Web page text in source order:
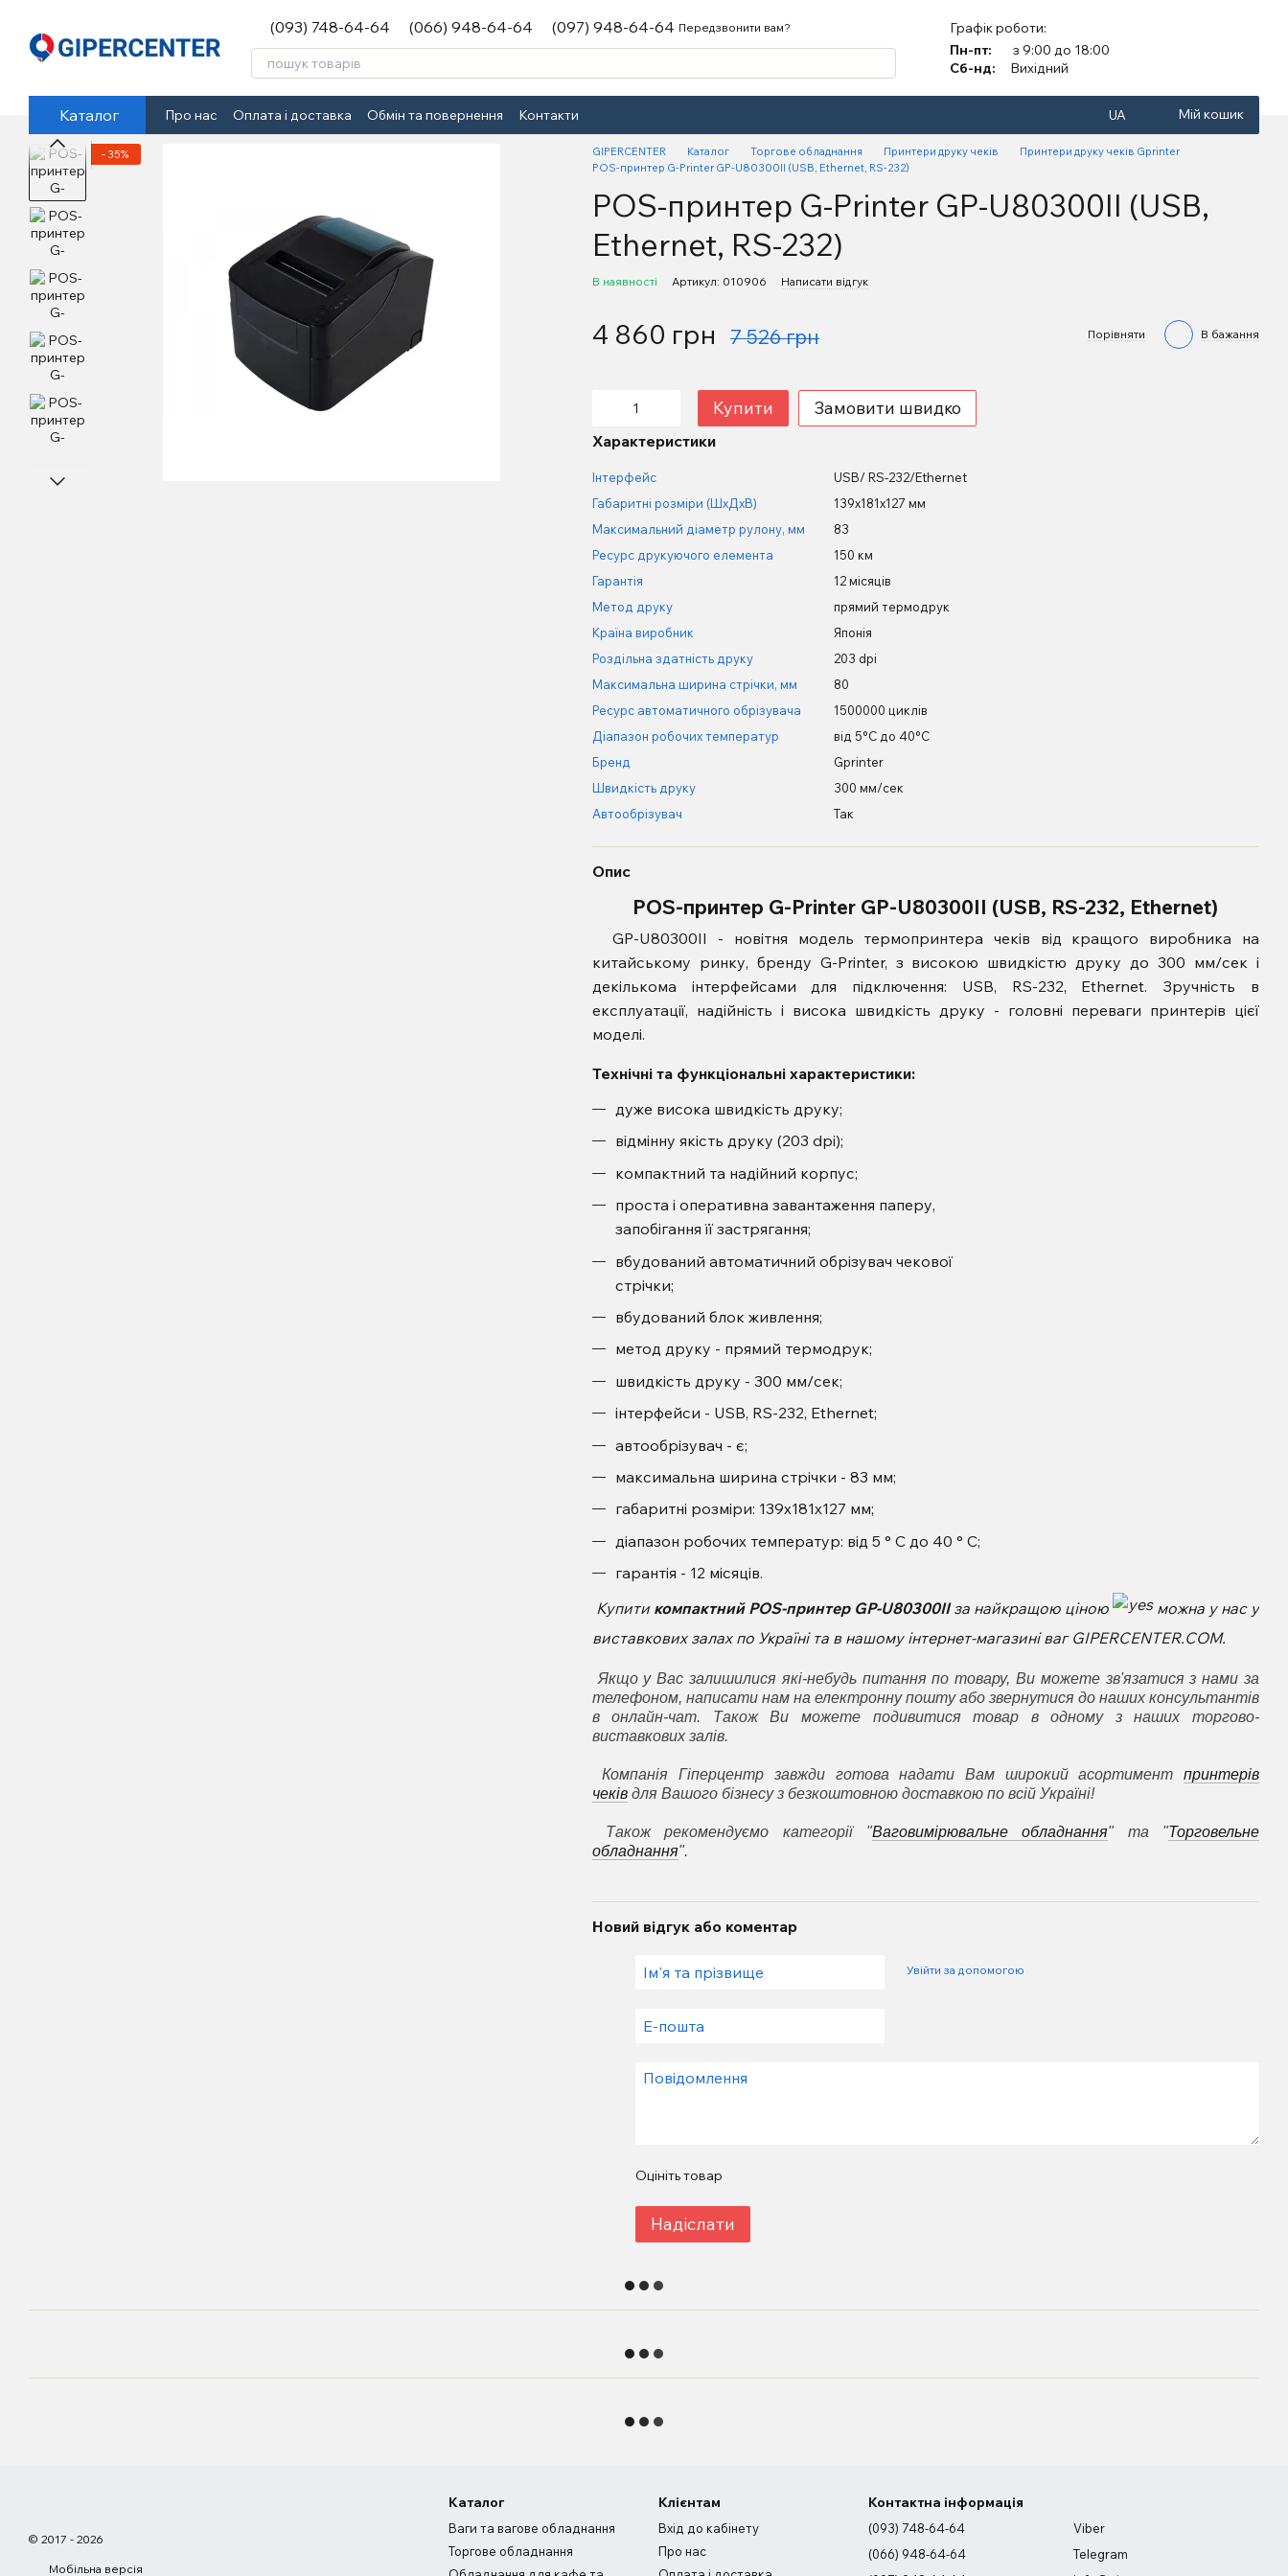
(093) 748-64-64 (066) 948-64-64 (097) 948-64-64 Передзвонити вам?
Графік роботи:
Пн-пт:
з 9:00 до 18:00
Сб-нд:
Вихідний
Каталог Про нас Оплата і доставка Обмін та повернення Контакти UA Мій кошик
−35% GIPERCENTER Каталог Торгове обладнання Принтери друку чеків
Принтери друку чеків Gprinter
POS-принтер G-Printer GP-U80300II (USB, Ethernet, RS-232)
POS-принтер G-Printer GP-U80300II (USB,
Ethernet, RS-232)
В наявності Артикул: 010906 Написати відгук
4 860 грн 7 526 грн Порівняти В бажання
Купити Замовити швидко
Характеристики
Інтерфейс
USB/ RS-232/Ethernet
Габаритні розміри (ШхДхВ)
139х181х127 мм
Максимальний діаметр рулону, мм
83
Ресурс друкуючого елемента
150 км
Гарантія
12 місяців
Метод друку
прямий термодрук
Країна виробник
Японія
Роздільна здатність друку
203 dpi
Максимальна ширина стрічки, мм
80
Ресурс автоматичного обрізувача
1500000 циклів
Діапазон робочих температур
від 5°C до 40°C
Бренд
Gprinter
Швидкість друку
300 мм/сек
Автообрізувач
Так
Опис
POS-принтер G-Printer GP-U80300II (USB, RS-232, Ethernet)
GP-U80300II - новітня модель термопринтера чеків від кращого виробника на
китайському ринку, бренду G-Printer, з високою швидкістю друку до 300 мм/сек і
декількома інтерфейсами для підключення: USB, RS-232, Ethernet. Зручність в
експлуатації, надійність і висока швидкість друку - головні переваги принтерів цієї
моделі.
Технічні та функціональні характеристики:
дуже висока швидкість друку;
відмінну якість друку (203 dpi);
компактний та надійний корпус;
проста і оперативна завантаження паперу,
запобігання її застрягання;
вбудований автоматичний обрізувач чекової
стрічки;
вбудований блок живлення;
метод друку - прямий термодрук;
швидкість друку - 300 мм/сек;
інтерфейси - USB, RS-232, Ethernet;
автообрізувач - є;
максимальна ширина стрічки - 83 мм;
габаритні розміри: 139х181х127 мм;
діапазон робочих температур: від 5 ° C до 40 ° C;
гарантія - 12 місяців.
Купити компактний POS-принтер GP-U80300IIза найкращою ціною
можна у нас у
виставкових залах по Україні та в нашому інтернет-магазині ваг GIPERCENTER.COM.
Якщо у Вас залишилися які-небудь питання по товару, Ви можете зв'язатися з нами за
телефоном, написати нам на електронну пошту або звернутися до наших консультантів
в онлайн-чат. Також Ви можете подивитися товар в одному з наших торгово-
виставкових залів.
Компанія Гіперцентр завжди готова надати Вам широкий асортимент принтерів
чеківдля Вашого бізнесу з безкоштовною доставкою по всій Україні!
Також рекомендуємо категорії "Ваговимірювальне обладнання" та "Торговельне
обладнання".
Новий відгук або коментар
Увійти за допомогою
Оцініть товар
Надіслати
© 2017 - 2026
Мобільна версія
Каталог
Ваги та вагове обладнання
Торгове обладнання
Клієнтам
Вхід до кабінету
Про нас
Контактна інформація
(093) 748-64-64
(066) 948-64-64
Viber
Telegram